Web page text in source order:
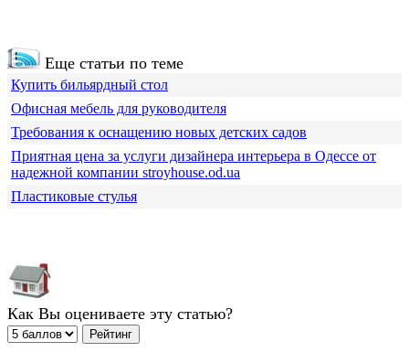
Еще статьи по теме
Купить бильярдный стол
Офисная мебель для руководителя
Требования к оснащению новых детских садов
Приятная цена за услуги дизайнера интерьера в Одессе от
надежной компании stroyhouse.od.ua
Пластиковые стулья
Как Вы оцениваете эту статью?